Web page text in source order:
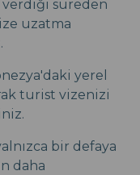
süreden
uzatma
yerel
turist vizenizi
bir defaya
daha